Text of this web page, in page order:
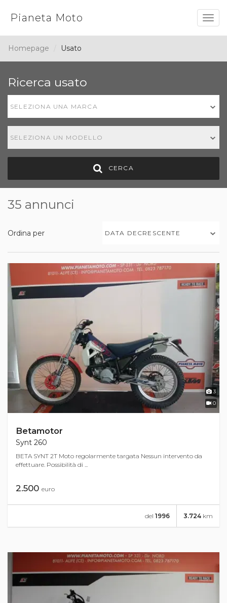
Pianeta Moto
Homepage Usato
Ricerca usato
SELEZIONA UNA MARCA
SELEZIONA UN MODELLO
CERCA
35 annunci
Ordina per DATA DECRESCENTE
3
0
Betamotor
Synt 260
BETA SYNT 2T Moto regolarmente targata Nessun intervento da
effettuare. Possibilità di ...
2.500 euro
3.724 km
del 1996